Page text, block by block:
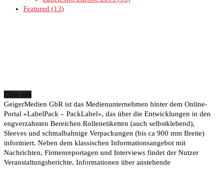
Featured
13
Über uns
GeigerMedien GbR ist das Medienunternehmen hinter dem Online-
Portal »LabelPack – PackLabel«, das über die Entwicklungen in den
engverzahnten Bereichen Rollenetiketten (auch selbstklebend),
Sleeves und schmalbahnige Verpackungen (bis ca 900 mm Breite)
informiert. Neben dem klassischen Informationsangebot mit
Nachrichten, Firmenreportagen und Interviews findet der Nutzer
Veranstaltungsberichte, Informationen über anstehende